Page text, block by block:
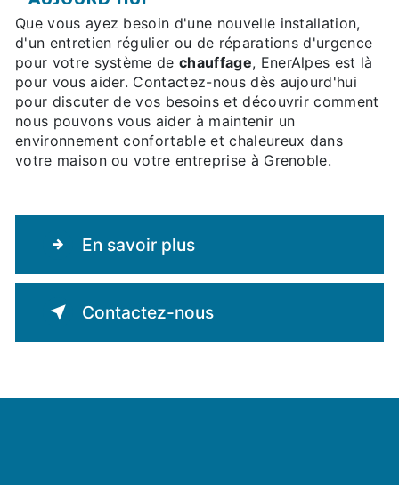
Que vous ayez besoin d'une nouvelle installation,
d'un entretien régulier ou de réparations d'urgence
pour votre système dechauffage, EnerAlpes est là
pour vous aider. Contactez-nous dès aujourd'hui
pour discuter de vos besoins et découvrir comment
nous pouvons vous aider à maintenir un
environnement confortable et chaleureux dans
votre maison ou votre entreprise à Grenoble.
En savoir plus
Contactez-nous